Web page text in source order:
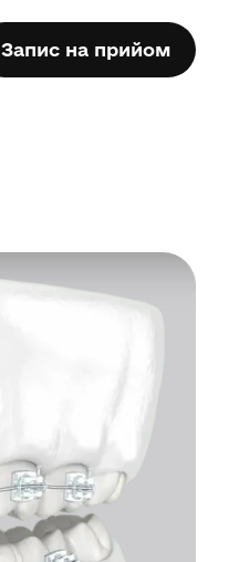
Запис на прийом